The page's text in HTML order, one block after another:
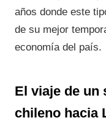
años donde este
de su mejor
economía del país.
El viaje de un
chileno hacia